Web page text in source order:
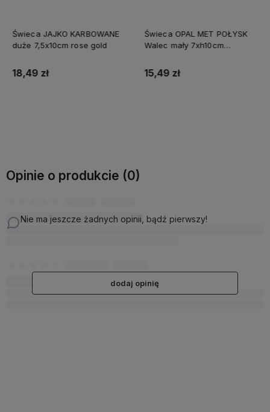
Świeca JAJKO KARBOWANE
duże 7,5x10cm rose gold
18,49 zł
Świeca OPAL MET POŁYSK
Walec mały 7xh10cm
15,49 zł
Opinie o produkcie (0)
Nie ma jeszcze żadnych opinii, bądź pierwszy!
dodaj opinię